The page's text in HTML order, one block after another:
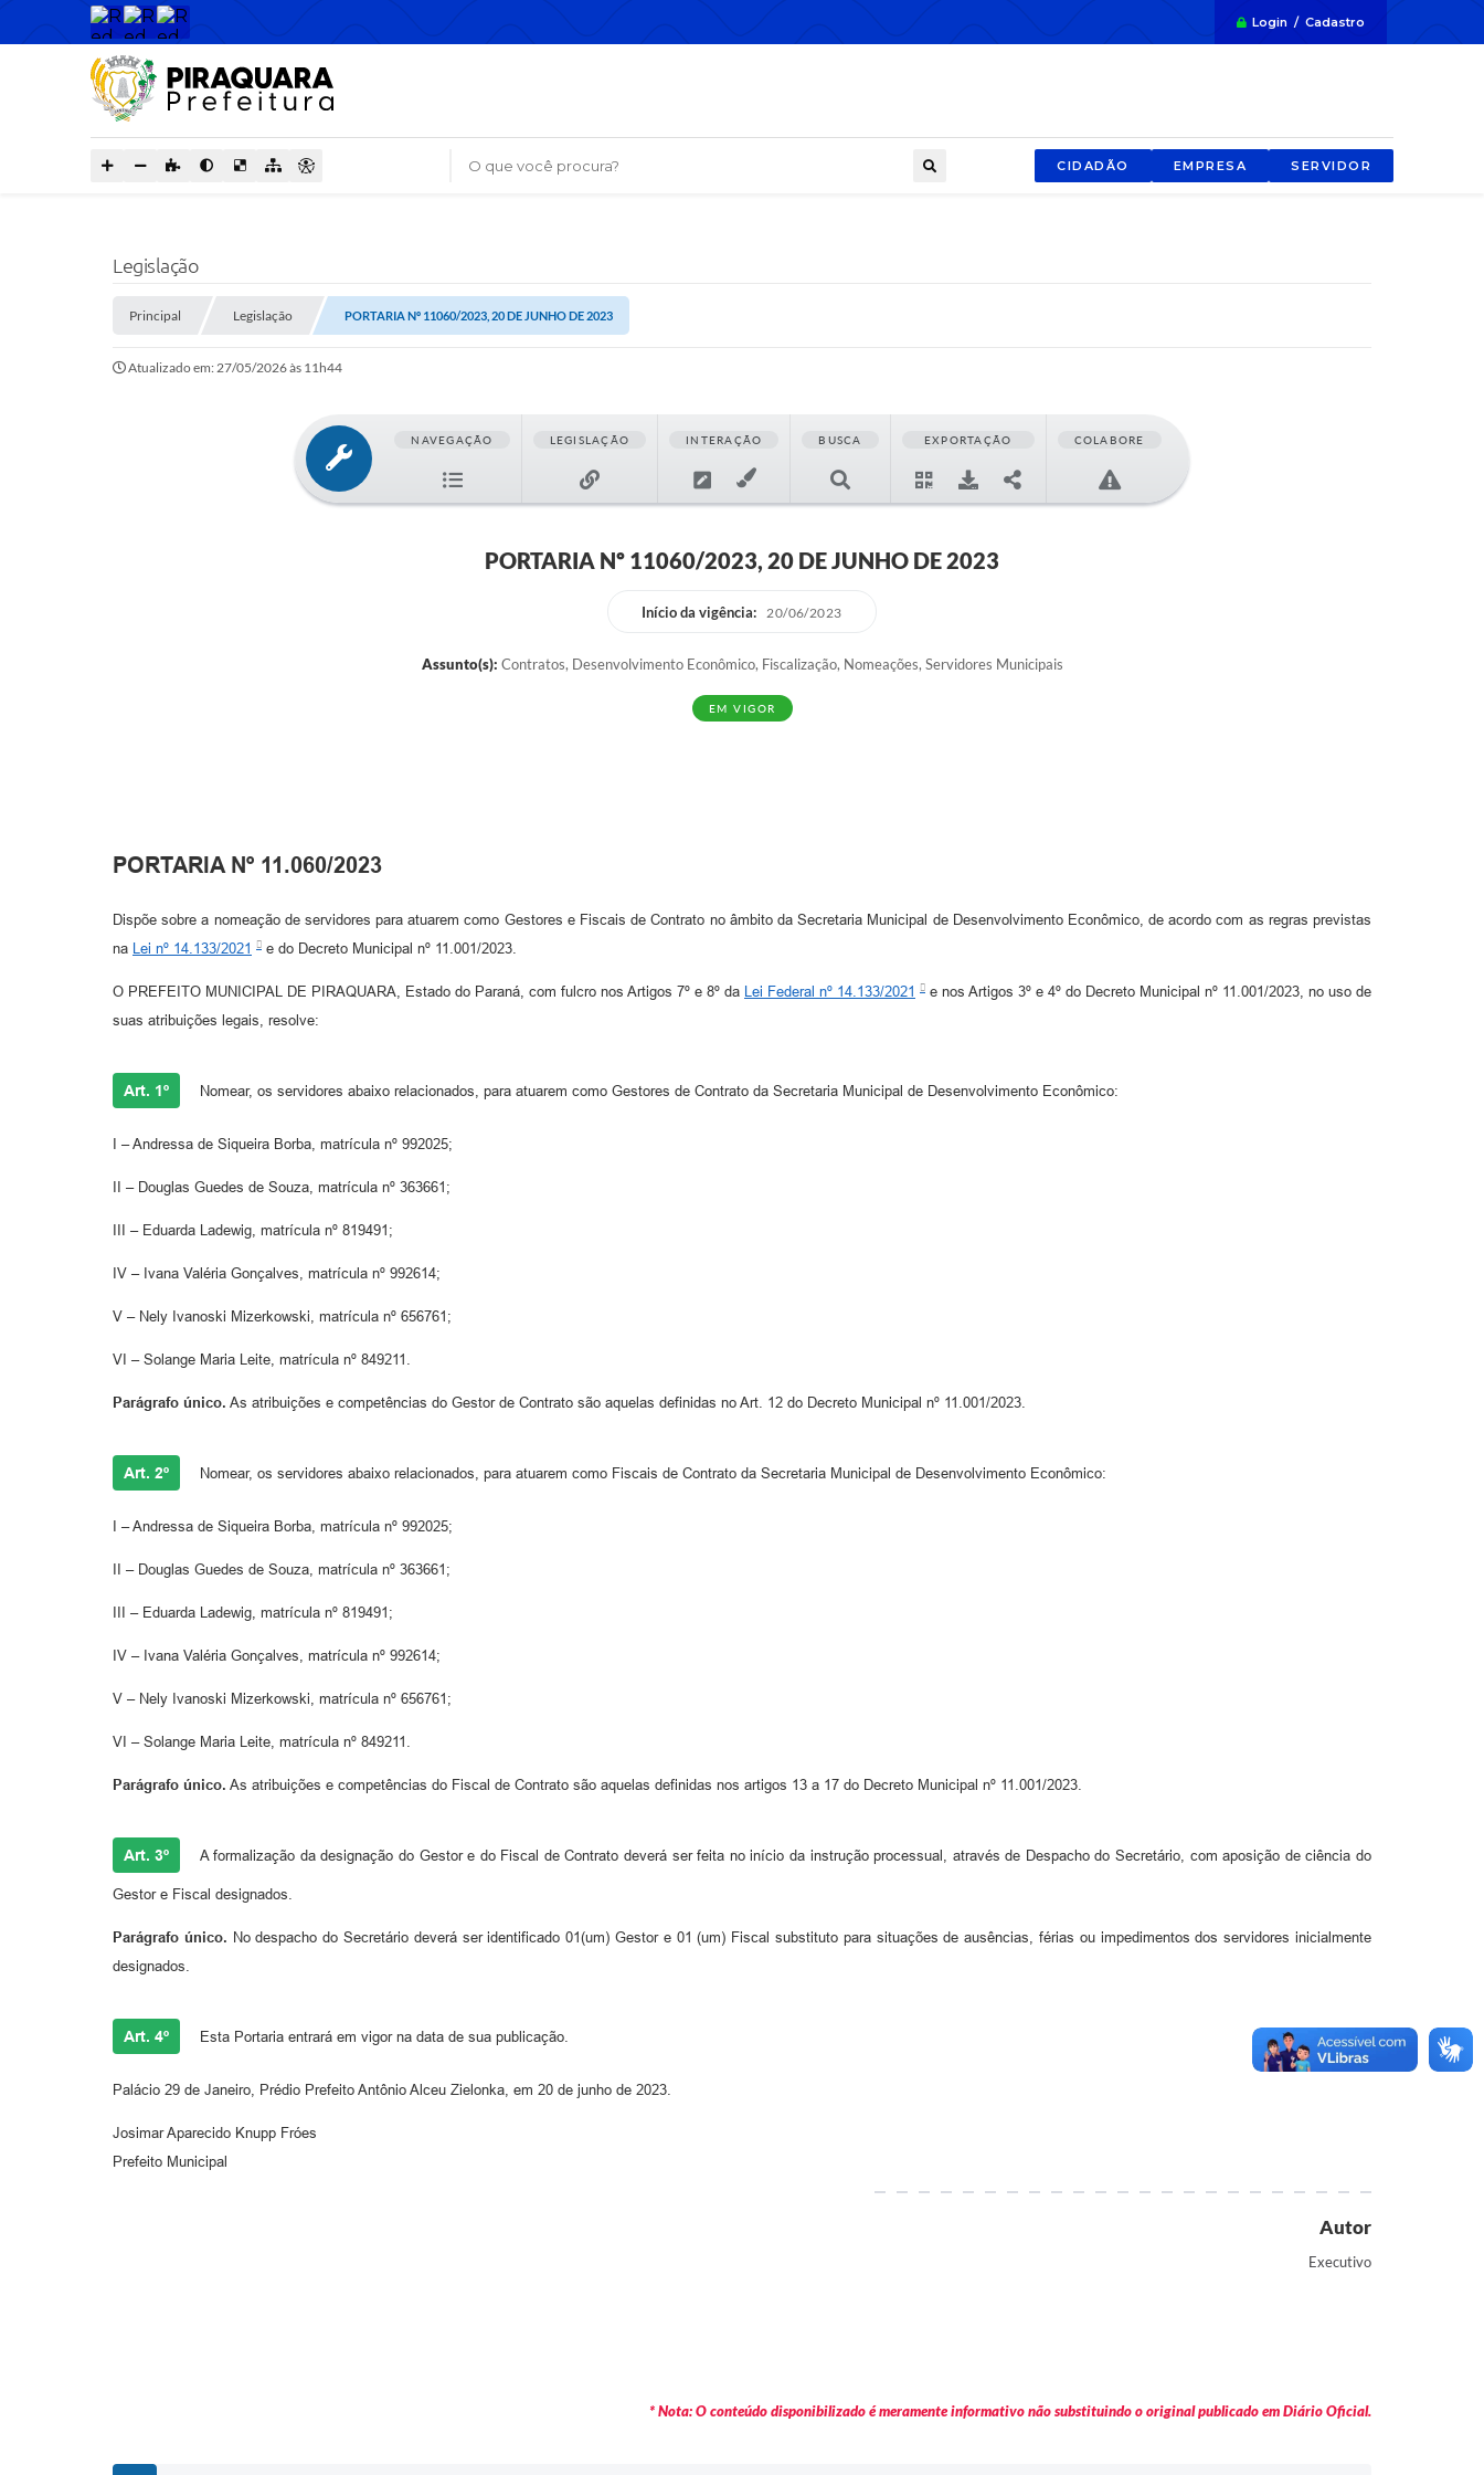
Login / Cadastro
O que você procura? CIDADÃO EMPRESA SERVIDOR
Legislação
Principal Legislação PORTARIA Nº 11060/2023, 20 DE JUNHO DE 2023
Atualizado em: 27/05/2026 às 11h44
NAVEGAÇÃO LEGISLAÇÃO INTERAÇÃO BUSCA EXPORTAÇÃO COLABORE
PORTARIA Nº 11060/2023, 20 DE JUNHO DE 2023
Início da vigência: 20/06/2023
Assunto(s): Contratos, Desenvolvimento Econômico, Fiscalização, Nomeações, Servidores Municipais
EM VIGOR
PORTARIA Nº 11.060/2023
Dispõe sobre a nomeação de servidores para atuarem como Gestores e Fiscais de Contrato no âmbito da Secretaria Municipal de Desenvolvimento Econômico, de acordo com as regras previstas
na
Lei nº 14.133/2021 e do Decreto Municipal nº 11.001/2023.
O PREFEITO MUNICIPAL DE PIRAQUARA, Estado do Paraná, com fulcro nos Artigos 7º e 8º da Lei Federal nº 14.133/2021
e nos Artigos 3º e 4º do Decreto Municipal nº 11.001/2023, no uso de
suas atribuições legais, resolve:
Art. 1º Nomear, os servidores abaixo relacionados, para atuarem como Gestores de Contrato da Secretaria Municipal de Desenvolvimento Econômico:
I – Andressa de Siqueira Borba, matrícula nº 992025;
II – Douglas Guedes de Souza, matrícula nº 363661;
III – Eduarda Ladewig, matrícula nº 819491;
IV – Ivana Valéria Gonçalves, matrícula nº 992614;
V – Nely Ivanoski Mizerkowski, matrícula nº 656761;
VI – Solange Maria Leite, matrícula nº 849211.
Parágrafo único. As atribuições e competências do Gestor de Contrato são aquelas definidas no Art. 12 do Decreto Municipal nº 11.001/2023.
Art. 2º Nomear, os servidores abaixo relacionados, para atuarem como Fiscais de Contrato da Secretaria Municipal de Desenvolvimento Econômico:
I – Andressa de Siqueira Borba, matrícula nº 992025;
II – Douglas Guedes de Souza, matrícula nº 363661;
III – Eduarda Ladewig, matrícula nº 819491;
IV – Ivana Valéria Gonçalves, matrícula nº 992614;
V – Nely Ivanoski Mizerkowski, matrícula nº 656761;
VI – Solange Maria Leite, matrícula nº 849211.
Parágrafo único. As atribuições e competências do Fiscal de Contrato são aquelas definidas nos artigos 13 a 17 do Decreto Municipal nº 11.001/2023.
Art. 3º A formalização da designação do Gestor e do Fiscal de Contrato deverá ser feita no início da instrução processual, através de Despacho do Secretário, com aposição de ciência do
Gestor e Fiscal designados.
Parágrafo único. No despacho do Secretário deverá ser identificado 01(um) Gestor e 01 (um) Fiscal substituto para situações de ausências, férias ou impedimentos dos servidores inicialmente
designados.
Art. 4º Esta Portaria entrará em vigor na data de sua publicação.
Palácio 29 de Janeiro, Prédio Prefeito Antônio Alceu Zielonka, em 20 de junho de 2023.
Josimar Aparecido Knupp Fróes
Prefeito Municipal
Autor
Executivo
* Nota: O conteúdo disponibilizado é meramente informativo não substituindo o original publicado em Diário Oficial.